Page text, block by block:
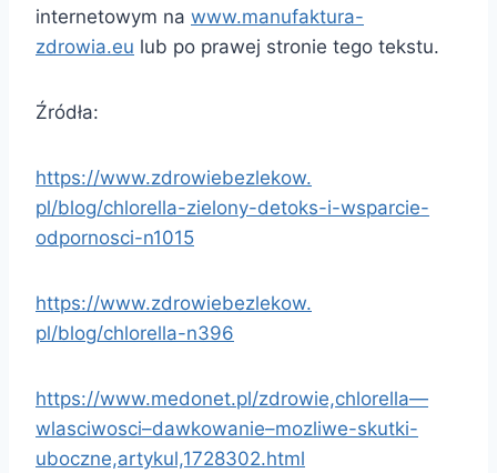
internetowym na www.manufaktura-
zdrowia.eu lub po prawej stronie tego tekstu.
Źródła:
https://www.zdrowiebezlekow.
pl/blog/chlorella-zielony-detoks-i-wsparcie-
odpornosci-n1015
https://www.zdrowiebezlekow.
pl/blog/chlorella-n396
https://www.medonet.pl/zdrowie,chlorella—
wlasciwosci–dawkowanie–mozliwe-skutki-
uboczne,artykul,1728302.html